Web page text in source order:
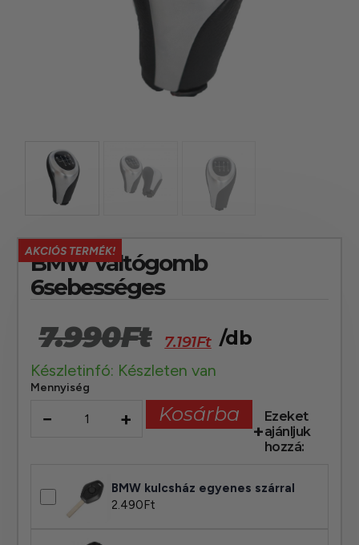
AKCIÓS TERMÉK!
BMW váltógomb
6sebességes
7.990Ft 7.191Ft /db
Készletinfó: Készleten van
Mennyiség
− + Kosárba
Ezeket
ajánljuk
hozzá:
BMW kulcsház egyenes szárral
2.490Ft